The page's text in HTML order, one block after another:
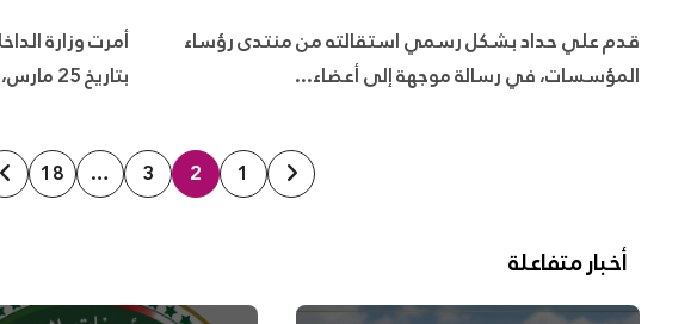
قدم علي حداد بشكل رسمي استقالته من منتدى رؤساء
المؤسسات، في رسالة موجهة إلى أعضاء...
أمرت وزارة الداخلية والجماعات المحلية، في تعلميمة صادرة
بتاريخ 25 مارس، بوقف سحب رخص السياقة...
تعدد 1
2
3
…
18
أخبار متفاعلة